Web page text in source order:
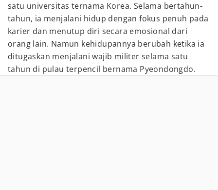
satu universitas ternama Korea. Selama bertahun-
tahun, ia menjalani hidup dengan fokus penuh pada
karier dan menutup diri secara emosional dari
orang lain. Namun kehidupannya berubah ketika ia
ditugaskan menjalani wajib militer selama satu
tahun di pulau terpencil bernama Pyeondongdo.